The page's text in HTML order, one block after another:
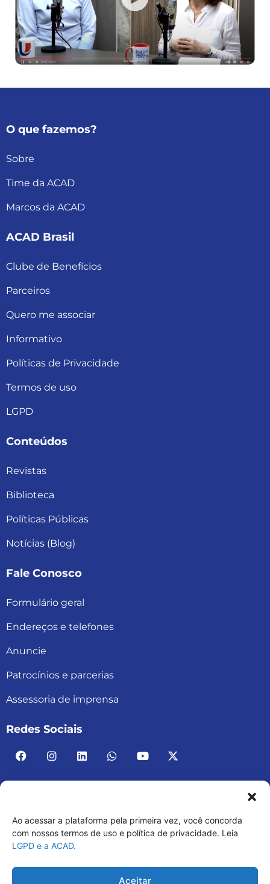
Ao acessar a plataforma pela primeira vez, você concorda
com nossos termos de uso e política de privacidade. Leia
LGPD e a ACAD.
Aceitar
O que fazemos?
Sobre
Time da ACAD
Marcos da ACAD
ACAD Brasil
Clube de Benefícios
Parceiros
Quero me associar
Informativo
Políticas de Privacidade
Termos de uso
LGPD
Conteúdos
Revistas
Biblioteca
Políticas Públicas
Notícias (Blog)
Fale Conosco
Formulário geral
Endereços e telefones
Anuncie
Patrocínios e parcerias
Assessoria de imprensa
Redes Sociais
ACAD BRASIL – ASSOCIAÇÃO BRASILEIRA DE